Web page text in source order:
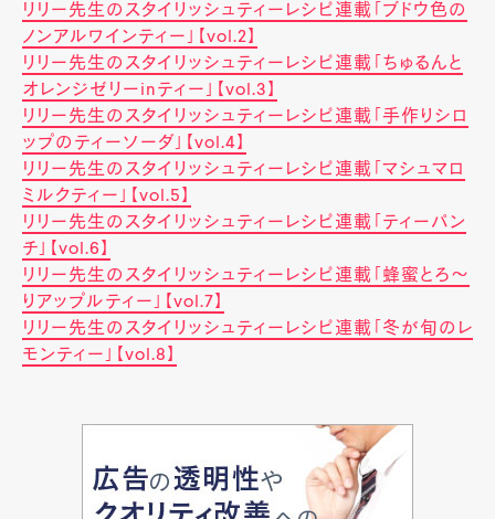
リリー先生のスタイリッシュティーレシピ連載「ブドウ色の
ノンアルワインティー」【vol.2】
リリー先生のスタイリッシュティーレシピ連載「ちゅるんと
オレンジゼリーinティー」【vol.3】
リリー先生のスタイリッシュティーレシピ連載「手作りシロ
ップのティーソーダ」【vol.4】
リリー先生のスタイリッシュティーレシピ連載「マシュマロ
ミルクティー」【vol.5】
リリー先生のスタイリッシュティーレシピ連載「ティーパン
チ」【vol.6】
リリー先生のスタイリッシュティーレシピ連載「蜂蜜とろ～
りアップルティー」【vol.7】
リリー先生のスタイリッシュティーレシピ連載「冬が旬のレ
モンティー」【vol.8】